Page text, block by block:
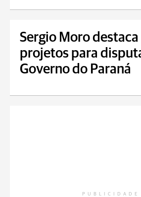
Sergio Moro destaca
projetos para
Governo do Paraná
PUBLICIDADE